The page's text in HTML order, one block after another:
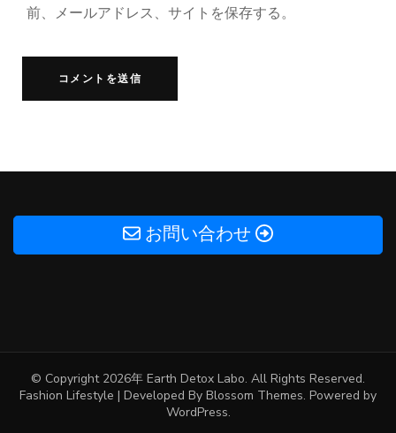
前、メールアドレス、サイトを保存する。
お問い合わせ
© Copyright 2026年 Earth Detox Labo. All Rights Reserved.
Fashion Lifestyle | Developed By Blossom Themes. Powered by
WordPress.